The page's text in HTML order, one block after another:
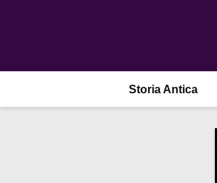
Storia Antica